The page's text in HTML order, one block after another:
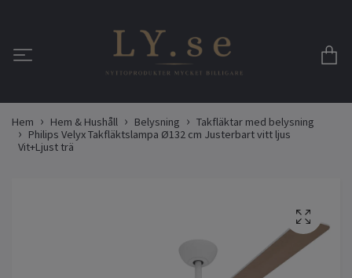
Hem Hem & Hushåll Belysning
Takfläktar med belysning
Philips Velyx Takfläktslampa Ø132 cm Justerbart vitt ljus
Vit+Ljust trä